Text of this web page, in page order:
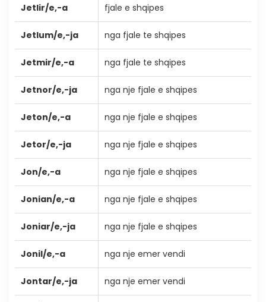
Jetlir/e,-a fjale e shqipes
Jetlum/e,-ja nga fjale te shqipes
Jetmir/e,-a nga fjale te shqipes
Jetnor/e,-ja nga nje fjale e shqipes
Jeton/e,-a nga nje fjale e shqipes
Jetor/e,-ja nga nje fjale e shqipes
Jon/e,-a nga nje fjale e shqipes
Jonian/e,-a nga nje fjale e shqipes
Joniar/e,-ja nga nje fjale e shqipes
Jonil/e,-a nga nje emer vendi
Jontar/e,-ja nga nje emer vendi